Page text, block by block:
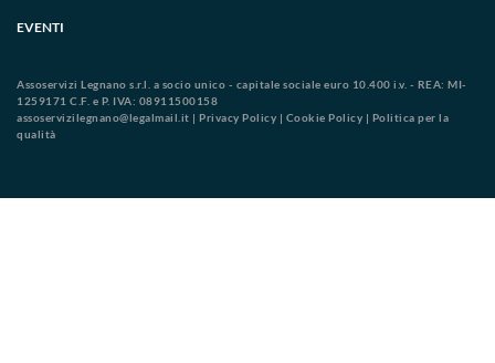
EVENTI
Assoservizi Legnano s.r.l. a socio unico - capitale sociale euro 10.400 i.v. - REA: MI-
1259171 C.F. e P. IVA: 08911500158
assoservizilegnano@legalmail.it | Privacy Policy | Cookie Policy | Politica per la
qualità